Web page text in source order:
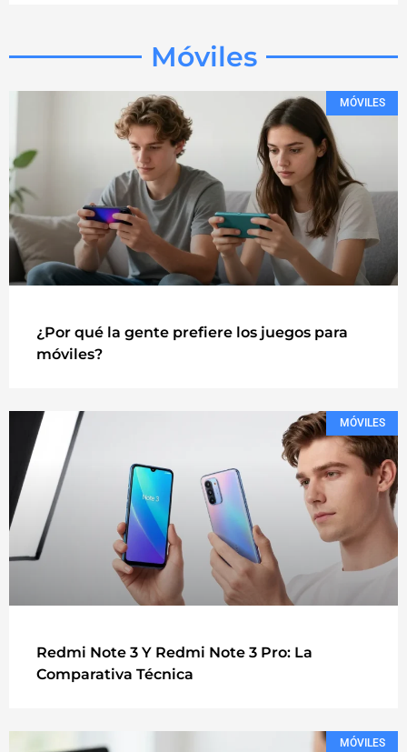
Móviles
MÓVILES
¿Por qué la gente prefiere los juegos para
móviles?
MÓVILES
Redmi Note 3 Y Redmi Note 3 Pro: La
Comparativa Técnica
MÓVILES